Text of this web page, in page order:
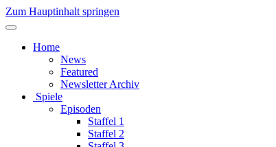
Zum Hauptinhalt springen
Home
News
Featured
Newsletter Archiv
Spiele
Episoden
Staffel 1
Staffel 2